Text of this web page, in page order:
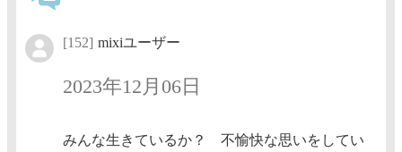
[152] mixiユーザー
2023年12月06日
みんな生きているか？ 不愉快な思いをしてい